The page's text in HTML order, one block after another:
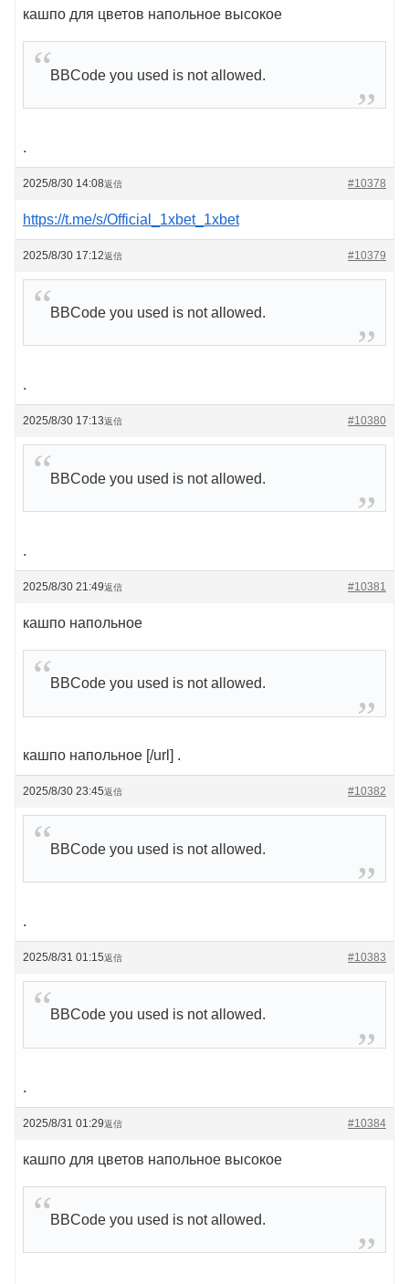
кашпо для цветов напольное высокое
BBCode you used is not allowed.
.
2025/8/30 14:08 #10378
返信
https://t.me/s/Official_1xbet_1xbet
2025/8/30 17:12 #10379
返信
BBCode you used is not allowed.
.
2025/8/30 17:13 #10380
返信
BBCode you used is not allowed.
.
2025/8/30 21:49 #10381
返信
кашпо напольное
BBCode you used is not allowed.
кашпо напольное [/url] .
2025/8/30 23:45 #10382
返信
BBCode you used is not allowed.
.
2025/8/31 01:15 #10383
返信
BBCode you used is not allowed.
.
2025/8/31 01:29 #10384
返信
кашпо для цветов напольное высокое
BBCode you used is not allowed.